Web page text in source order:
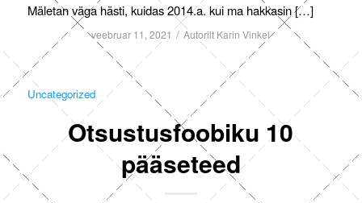
Mäletan väga hästi, kuidas 2014.a. kui ma hakkasin […]
veebruar 11, 2021 / Autorilt Karin Vinkel
Uncategorized
Otsustusfoobiku 10
pääseteed